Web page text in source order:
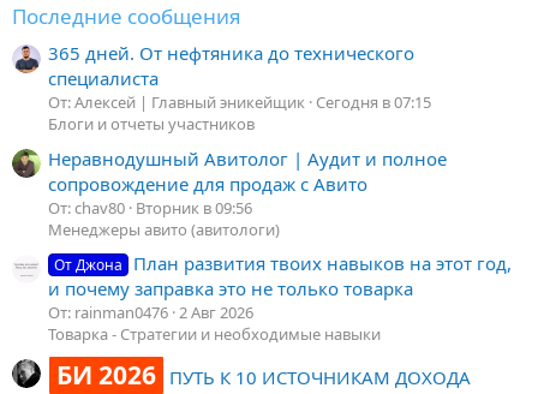
Последние сообщения
365 дней. От нефтяника до технического
специалиста
От: Алексей | Главный эникейщик Сегодня в 07:15
Блоги и отчеты участников
Неравнодушный Авитолог | Аудит и полное
сопровождение для продаж с Авито
От: chav80 Вторник в 09:56
Менеджеры авито (авитологи)
От Джона
План развития твоих навыков на этот год,
и почему заправка это не только товарка
От: rainman0476 2 Авг 2026
Товарка - Стратегии и необходимые навыки
БИ 2026 ПУТЬ К 10 ИСТОЧНИКАМ ДОХОДА